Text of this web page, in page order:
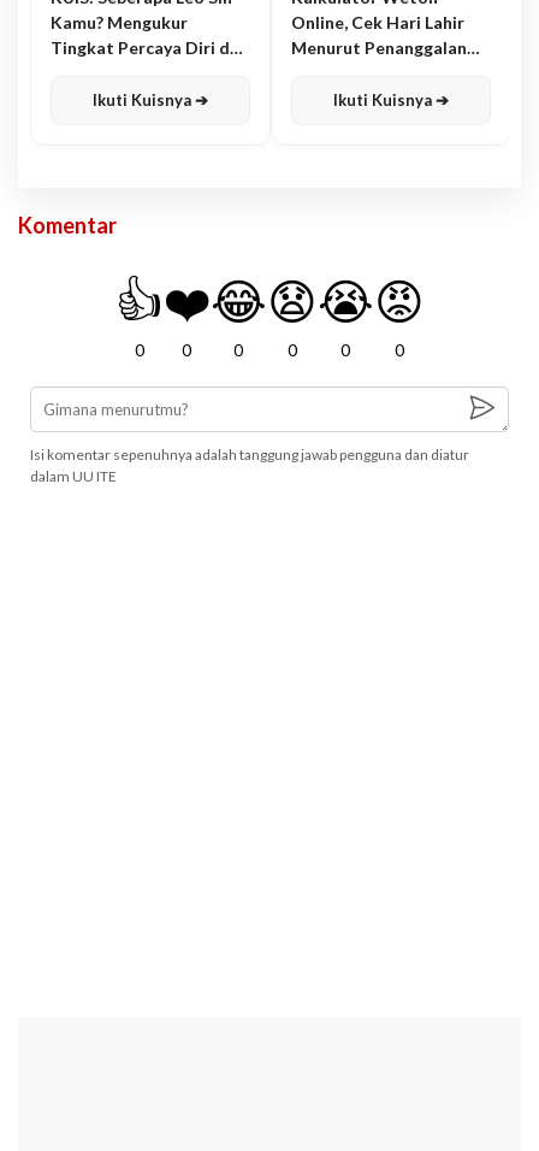
Kamu? Mengukur
Tingkat Percaya Diri dan
Ikuti Kuisnya ➔
Online, Cek Hari Lahir
Menurut Penanggalan
Ikuti Kuisnya ➔
Komentar
👍
0
❤️
0
😂
0
😧
0
😭
0
😡
0
Isi komentar sepenuhnya adalah tanggung jawab pengguna dan diatur
dalam UU ITE